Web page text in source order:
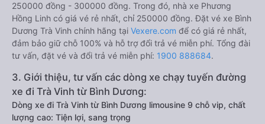
250000 đồng - 300000 đồng. Trong đó, nhà xe Phương
Hồng Linh có giá vé rẻ nhất, chỉ 250000 đồng. Đặt vé xe Bình
Dương Trà Vinh chính hãng tại Vexere.com để có giá rẻ nhất,
đảm bảo giữ chỗ 100% và hỗ trợ đổi trả vé miễn phí. Tổng đài
tư vấn, đặt vé và đổi trả vé miễn phí: 1900 888684.
3. Giới thiệu, tư vấn các dòng xe chạy tuyến đường
xe đi Trà Vinh từ Bình Dương:
Dòng xe đi Trà Vinh từ Bình Dương limousine 9 chỗ vip, chất
lượng cao: Tiện lợi, sang trọng